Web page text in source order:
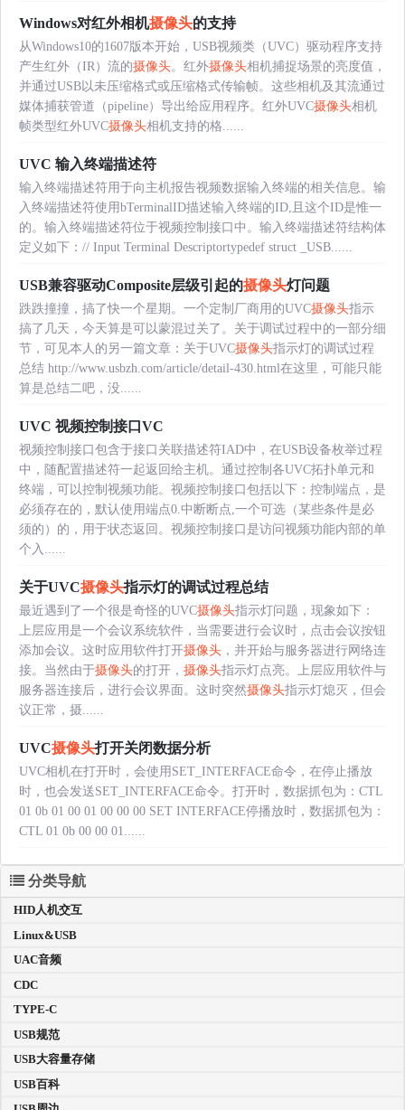
Windows对红外相机摄像头的支持
从Windows10的1607版本开始，USB视频类（UVC）驱动程序支持
产生红外（IR）流的摄像头。红外摄像头相机捕捉场景的亮度值，
并通过USB以未压缩格式或压缩格式传输帧。这些相机及其流通过
媒体捕获管道（pipeline）导出给应用程序。红外UVC摄像头相机
帧类型红外UVC摄像头相机支持的格......
UVC 输入终端描述符
输入终端描述符用于向主机报告视频数据输入终端的相关信息。输
入终端描述符使用bTerminalID描述输入终端的ID,且这个ID是惟一
的。输入终端描述符位于视频控制接口中。输入终端描述符结构体
定义如下：// Input Terminal Descriptortypedef struct _USB......
USB兼容驱动Composite层级引起的摄像头灯问题
跌跌撞撞，搞了快一个星期。一个定制厂商用的UVC摄像头指示
搞了几天，今天算是可以蒙混过关了。关于调试过程中的一部分细
节，可见本人的另一篇文章：关于UVC摄像头指示灯的调试过程
总结 http://www.usbzh.com/article/detail-430.html在这里，可能只能
算是总结二吧，没......
UVC 视频控制接口VC
视频控制接口包含于接口关联描述符IAD中，在USB设备枚举过程
中，随配置描述符一起返回给主机。通过控制各UVC拓扑单元和
终端，可以控制视频功能。视频控制接口包括以下：控制端点，是
必须存在的，默认使用端点0.中断断点,一个可选（某些条件是必
须的）的，用于状态返回。视频控制接口是访问视频功能内部的单
个入......
关于UVC摄像头指示灯的调试过程总结
最近遇到了一个很是奇怪的UVC摄像头指示灯问题，现象如下：
上层应用是一个会议系统软件，当需要进行会议时，点击会议按钮
添加会议。这时应用软件打开摄像头 ，并开始与服务器进行网络连
接。当然由于摄像头的打开， 摄像头指示灯点亮。上层应用软件与
服务器连接后，进行会议界面。这时突然摄像头指示灯熄灭，但会
议正常，摄......
UVC摄像头打开关闭数据分析
UVC相机在打开时，会使用SET_INTERFACE命令，在停止播放
时，也会发送SET_INTERFACE命令。打开时，数据抓包为：CTL
01 0b 01 00 01 00 00 00 SET INTERFACE停播放时，数据抓包为：
CTL 01 0b 00 00 01......
分类导航
HID人机交互
Linux&USB
UAC音频
CDC
TYPE-C
USB规范
USB大容量存储
USB百科